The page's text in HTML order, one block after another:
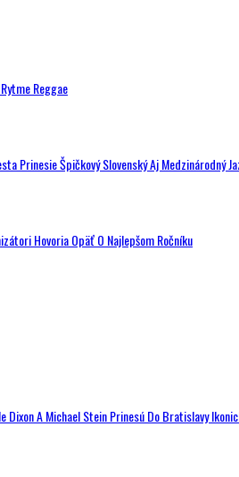
Reggae
Prinesie Špičkový Slovenský Aj Medzinárodný
Hovoria Opäť O Najlepšom Ročníku
Dixon A Michael Stein Prinesú Do Bratislavy